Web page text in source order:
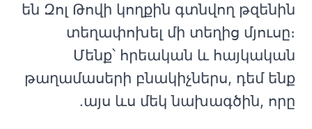
են Զոլ Թովի կողքին գտնվող թզենին
տեղափոխել մի տեղից մյուսը։
Մենք՝ հրեական և հայկական
թաղամասերի բնակիչներս, դեմ ենք
այս ևս մեկ նախագծին, որը.